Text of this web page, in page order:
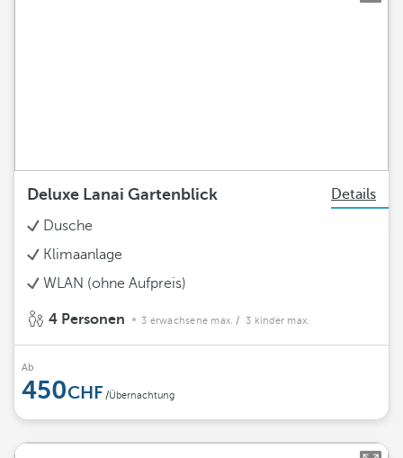
Deluxe Lanai Gartenblick
Details
Dusche
Klimaanlage
WLAN (ohne Aufpreis)
4 Personen 3 erwachsene max. / 3 kinder max.
Ab
450 /Übernachtung